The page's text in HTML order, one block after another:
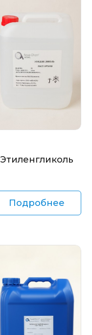
Этиленгликоль
Подробнее